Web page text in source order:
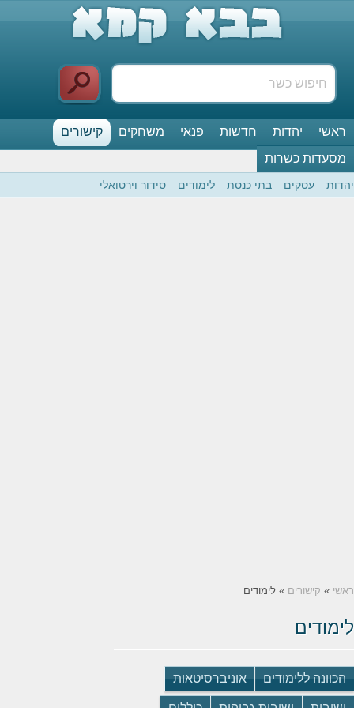
ראשי יהדות חדשות פנאי משחקים
קישורים
מסעדות כשרות
יהדות עסקים בתי כנסת לימודים סידור וירטואלי
ראשי » קישורים » לימודים
לימודים
הכוונה ללימודים אוניברסיטאות